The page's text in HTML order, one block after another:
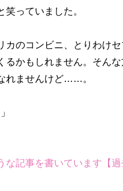
っていました。
のコンビニ、とりわけ
るかもしれません。そん
れませんけど……。
」
記事を書いています【過